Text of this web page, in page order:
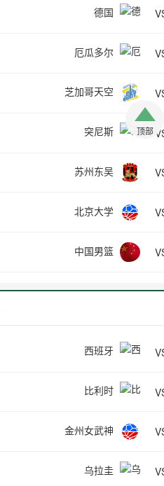
德国
厄瓜多尔
芝加哥天空
突尼斯
苏州东吴
北京大学
中国男篮
西班牙
比利时
金州女武神
乌拉圭
顶部